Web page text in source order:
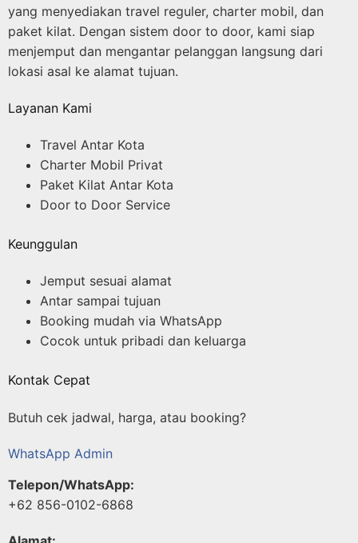
yang menyediakan travel reguler, charter mobil, dan
paket kilat. Dengan sistem door to door, kami siap
menjemput dan mengantar pelanggan langsung dari
lokasi asal ke alamat tujuan.
Layanan Kami
Travel Antar Kota
Charter Mobil Privat
Paket Kilat Antar Kota
Door to Door Service
Keunggulan
Jemput sesuai alamat
Antar sampai tujuan
Booking mudah via WhatsApp
Cocok untuk pribadi dan keluarga
Kontak Cepat
Butuh cek jadwal, harga, atau booking?
WhatsApp Admin
Telepon/WhatsApp:
+62 856-0102-6868